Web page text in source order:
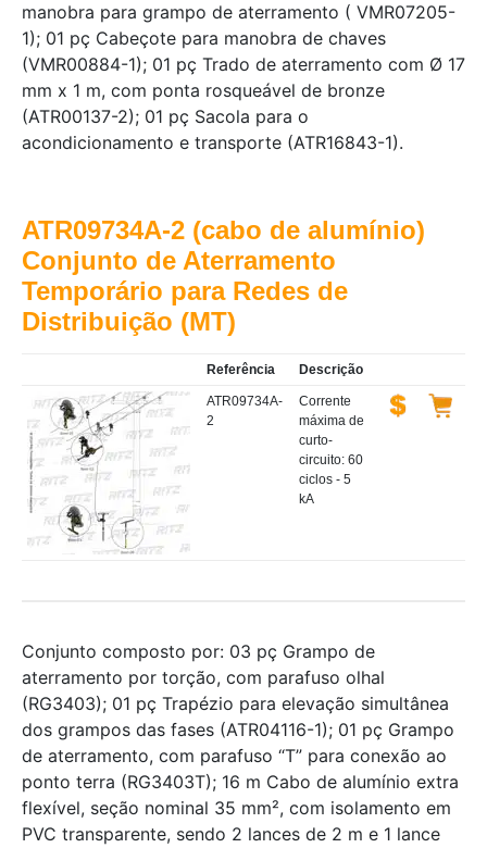
manobra para grampo de aterramento ( VMR07205-
1); 01 pç Cabeçote para manobra de chaves
(VMR00884-1); 01 pç Trado de aterramento com Ø 17
mm x 1 m, com ponta rosqueável de bronze
(ATR00137-2); 01 pç Sacola para o
acondicionamento e transporte (ATR16843-1).
ATR09734A-2 (cabo de alumínio)
Conjunto de Aterramento
Temporário para Redes de
Distribuição (MT)
Referência Descrição
ATR09734A-
2
Corrente
máxima de
curto-
circuito: 60
ciclos - 5
kA
Conjunto composto por: 03 pç Grampo de
aterramento por torção, com parafuso olhal
(RG3403); 01 pç Trapézio para elevação simultânea
dos grampos das fases (ATR04116-1); 01 pç Grampo
de aterramento, com parafuso “T” para conexão ao
ponto terra (RG3403T); 16 m Cabo de alumínio extra
flexível, seção nominal 35 mm², com isolamento em
PVC transparente, sendo 2 lances de 2 m e 1 lance